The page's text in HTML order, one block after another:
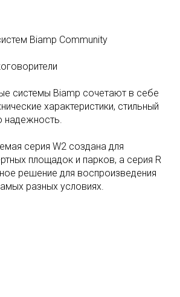
Biamp Community
системы Biamp сочетают в себе
характеристики, стильный
надежность.
серия W2 создана для
площадок и парков, а серия R
решение для воспроизведения
разных условиях.